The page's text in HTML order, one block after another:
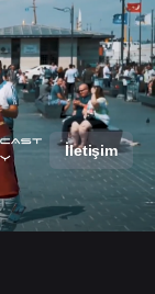
İletişim